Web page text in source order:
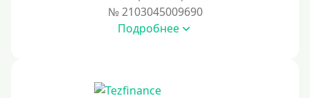
30 дней без процентов№ 2103045009690
Подробнее